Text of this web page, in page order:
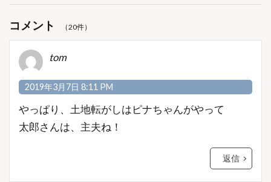
コメント （20件）
tom
2019年3月7日 8:11 PM
やっぱり、土地転がしはピナちゃんがやって
太郎さんは、主夫ね！
返信